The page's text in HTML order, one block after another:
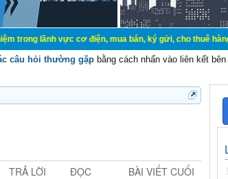
vực cơ điện, mua bán, ký gửi, cho thuê hàng hoá
câu hỏi thường gặp bằng cách nhấn vào liên kết
TRẢ LỜI ĐỌC BÀI VIẾT CUỐI